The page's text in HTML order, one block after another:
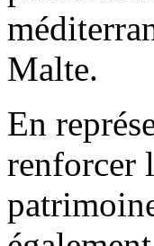
Malte.
En
renforcer